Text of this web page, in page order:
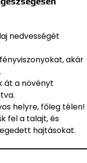
nedvességét
akár
át a növényt
helyre, főleg télen!
fel a talajt, és
hajtásokat.